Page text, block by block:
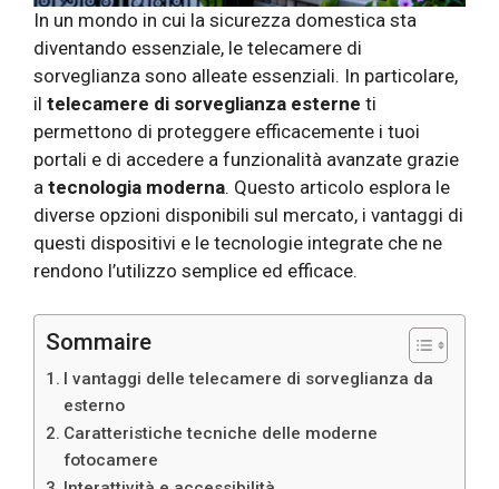
In un mondo in cui la sicurezza domestica sta
diventando essenziale, le telecamere di
sorveglianza sono alleate essenziali. In particolare,
il telecamere di sorveglianza esterne ti
permettono di proteggere efficacemente i tuoi
portali e di accedere a funzionalità avanzate grazie
a tecnologia moderna. Questo articolo esplora le
diverse opzioni disponibili sul mercato, i vantaggi di
questi dispositivi e le tecnologie integrate che ne
rendono l’utilizzo semplice ed efficace.
Sommaire
I vantaggi delle telecamere di sorveglianza da
esterno
Caratteristiche tecniche delle moderne
fotocamere